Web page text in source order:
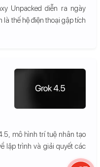
Unpacked diễn ra ngày
thế hệ điện thoại gập tích
mô hình trí tuệ nhân tạo
lập trình và giải quyết các